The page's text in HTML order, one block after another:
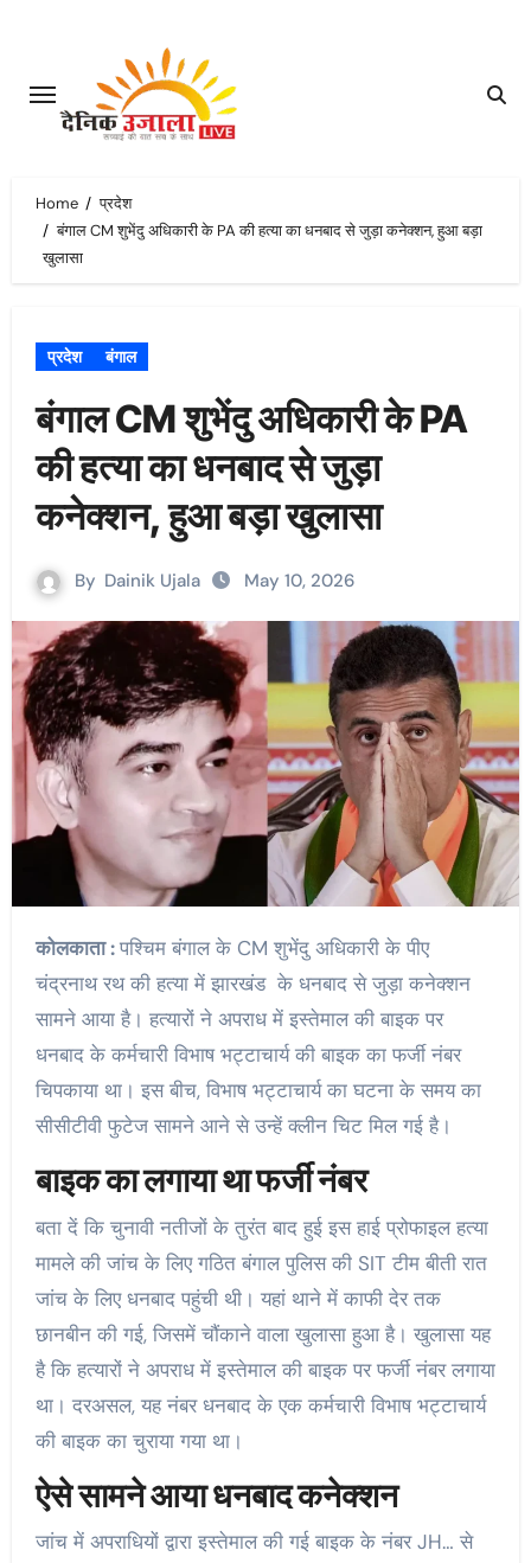
content
Home
प्रदेश
बंगाल CM शुभेंदु अधिकारी के PA की हत्या का धनबाद से जुड़ा कनेक्शन, हुआ बड़ा
खुलासा
प्रदेश बंगाल
बंगाल CM शुभेंदु अधिकारी के PA
की हत्या का धनबाद से जुड़ा
कनेक्शन, हुआ बड़ा खुलासा
By Dainik Ujala May 10, 2026
कोलकाता :पश्चिम बंगाल के CM शुभेंदु अधिकारी के पीए
चंद्रनाथ रथ की हत्या में झारखंड के धनबाद से जुड़ा कनेक्शन
सामने आया है। हत्यारों ने अपराध में इस्तेमाल की बाइक पर
धनबाद के कर्मचारी विभाष भट्टाचार्य की बाइक का फर्जी नंबर
चिपकाया था। इस बीच, विभाष भट्टाचार्य का घटना के समय का
सीसीटीवी फुटेज सामने आने से उन्हें क्लीन चिट मिल गई है।
बाइक का लगाया था फर्जी नंबर
बता दें कि चुनावी नतीजों के तुरंत बाद हुई इस हाई प्रोफाइल हत्या
मामले की जांच के लिए गठित बंगाल पुलिस की SIT टीम बीती रात
जांच के लिए धनबाद पहुंची थी। यहां थाने में काफी देर तक
छानबीन की गई, जिसमें चौंकाने वाला खुलासा हुआ है। खुलासा यह
है कि हत्यारों ने अपराध में इस्तेमाल की बाइक पर फर्जी नंबर लगाया
था। दरअसल, यह नंबर धनबाद के एक कर्मचारी विभाष भट्टाचार्य
की बाइक का चुराया गया था।
ऐसे सामने आया धनबाद कनेक्शन
जांच में अपराधियों द्वारा इस्तेमाल की गई बाइक के नंबर JH… से